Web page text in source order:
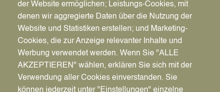
der Website ermöglichen; Leistungs-Cookies, mit
denen wir aggregierte Daten über die Nutzung der
Website und Statistiken erstellen; und Marketing-
Cookies, die zur Anzeige relevanter Inhalte und
Werbung verwendet werden. Wenn Sie "ALLE
AKZEPTIEREN" wählen, erklären Sie sich mit der
Verwendung aller Cookies einverstanden. Sie
können jederzeit unter "Einstellungen" einzelne